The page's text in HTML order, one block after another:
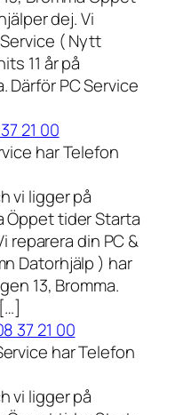
dej. Vi
( Nytt
11 år på
Därför PC Service
21 00
har Telefon
vi ligger på
Öppet tider Starta
reparera din PC &
Datorhjälp ) har
13, Bromma.
37 21 00
har Telefon
vi ligger på